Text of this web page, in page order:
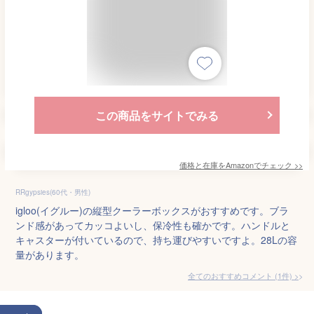
この商品をサイトでみる
価格と在庫をAmazonでチェック >>
RRgypsies(60代・男性)
igloo(イグルー)の縦型クーラーボックスがおすすめです。ブラ
ンド感があってカッコよいし、保冷性も確かです。ハンドルと
キャスターが付いているので、持ち運びやすいですよ。28Lの容
量があります。
全てのおすすめコメント (1件) >